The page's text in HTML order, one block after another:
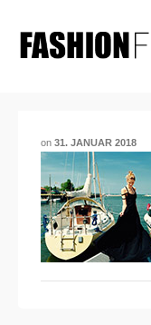
on 31. JANUAR 2018